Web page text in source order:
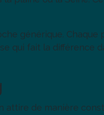
générique.
fait la différence
attire de manière